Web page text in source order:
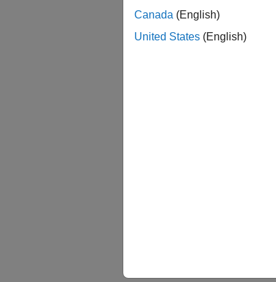
Canada (English)
United States (English)